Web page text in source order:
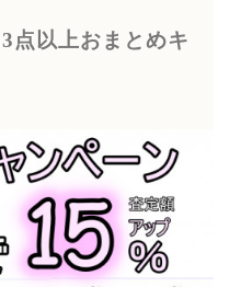
点以上おまとめキ